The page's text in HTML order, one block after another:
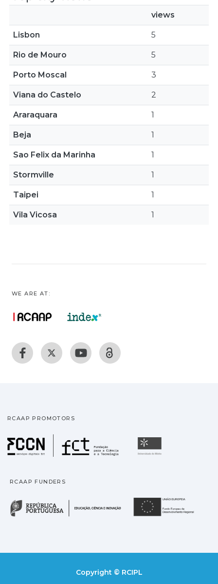
views
Lisbon 5
Rio de Mouro 5
Porto Moscal 3
Viana do Castelo 2
Araraquara 1
Beja 1
Sao Felix da Marinha 1
Stormville 1
Taipei 1
Vila Vicosa 1
WE ARE AT:
RCAAP PROMOTORS
Fundação para a
RCAAP FUNDERS
República Portuguesa
Copyright © RCIPL